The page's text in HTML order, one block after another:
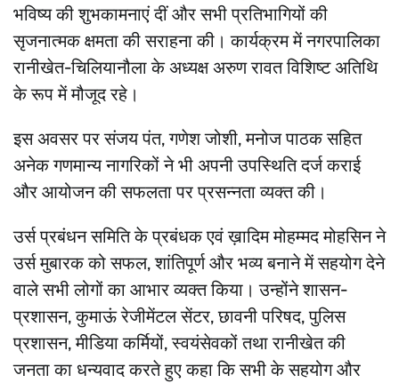
भविष्य की शुभकामनाएं दीं और सभी प्रतिभागियों की
सृजनात्मक क्षमता की सराहना की। कार्यक्रम में नगरपालिका
रानीखेत-चिलियानौला के अध्यक्ष अरुण रावत विशिष्ट अतिथि
के रूप में मौजूद रहे।
इस अवसर पर संजय पंत, गणेश जोशी, मनोज पाठक सहित
अनेक गणमान्य नागरिकों ने भी अपनी उपस्थिति दर्ज कराई
और आयोजन की सफलता पर प्रसन्नता व्यक्त की।
उर्स प्रबंधन समिति के प्रबंधक एवं ख़ादिम मोहम्मद मोहसिन ने
उर्स मुबारक को सफल, शांतिपूर्ण और भव्य बनाने में सहयोग देने
वाले सभी लोगों का आभार व्यक्त किया। उन्होंने शासन-
प्रशासन, कुमाऊं रेजीमेंटल सेंटर, छावनी परिषद, पुलिस
प्रशासन, मीडिया कर्मियों, स्वयंसेवकों तथा रानीखेत की
जनता का धन्यवाद करते हुए कहा कि सभी के सहयोग और